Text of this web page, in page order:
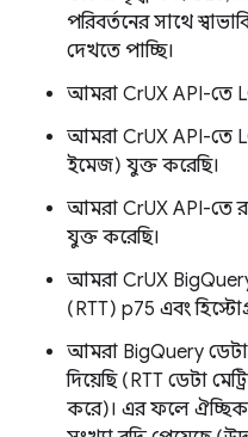
পরিবর্তনের সাথে
দেখতে পাচ্ছি।
আমরা CrUX API-তে
আমরা CrUX API-তে
ইমেজ) যুক্ত করেছি।
আমরা CrUX API-তে
যুক্ত করেছি।
আমরা CrUX BigQuery
(RTT) p75 এবং
আমরা BigQuery
দিয়েছি (RTT ডেটা
করে)। এর ফলে ঐচ্ছিক